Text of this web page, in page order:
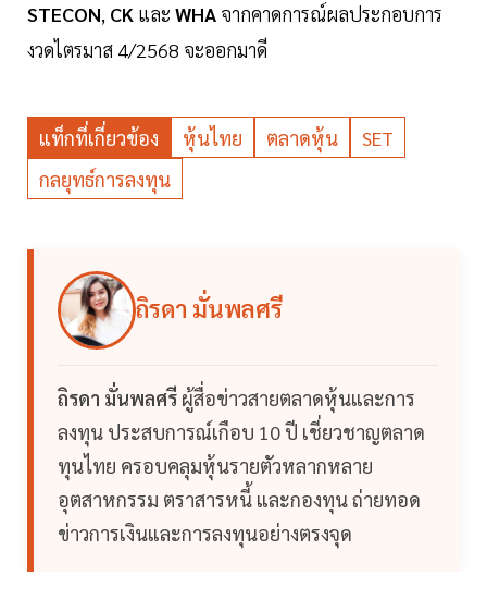
STECON, CK และ WHA จากคาดการณ์ผลประกอบการ
งวดไตรมาส 4/2568 จะออกมาดี
แท็กที่เกี่ยวข้อง หุ้นไทย ตลาดหุ้น
SET
กลยุทธ์การลงทุน
ถิรดา มั่นพลศรี
ถิรดา มั่นพลศรี ผู้สื่อข่าวสายตลาดหุ้นและการ
ลงทุน ประสบการณ์เกือบ 10 ปี เชี่ยวชาญตลาด
ทุนไทย ครอบคลุมหุ้นรายตัวหลากหลาย
อุตสาหกรรม ตราสารหนี้ และกองทุน ถ่ายทอด
ข่าวการเงินและการลงทุนอย่างตรงจุด